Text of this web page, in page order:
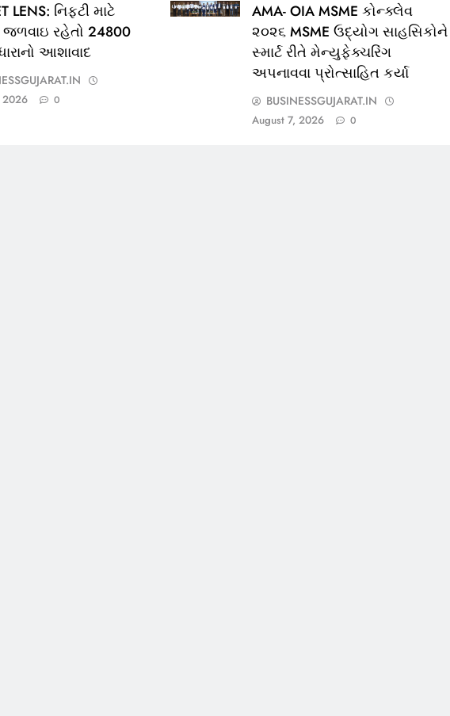
LENS: નિફ્ટી માટે
રહેતો 24800
આશાવાદ
2026 0
AMA- OIA MSME કોન્ક્લેવ
૨૦૨૬ MSME ઉદ્યોગ સાહસિકોને
સ્માર્ટ રીતે મેન્યુફેક્ચરિંગ
અપનાવવા પ્રોત્સાહિત કર્યા
BUSINESSGUJARAT.IN
August 7, 2026 0